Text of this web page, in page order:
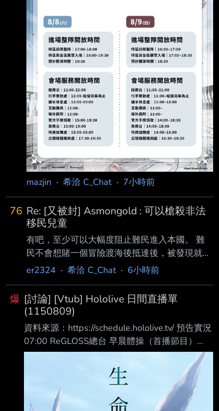
國立體育大學綜合體育館（林口體育館） 位置
圖 https://i.u
mazjin · 希洽 C_Chat· 7小時前
76 Re: [又被封] Asmongold : 可以槍殺非法
移民兒童
有吧，至少可以大幅度阻止難民進入本國。 難
民不會想賭一個冒險渡海後抵達後，被發現就會
被射殺的地方。 倒不如說，歐美現在這樣對難
鬥士高潮以外，又改變了什麼嗎？ 一開始真的
超爽，我們好棒棒，難民好可憐我們應該接納包
容。 自我的情緒價值給超好超滿，然後現在就
超慘。 難民不是放進來就好捏。 你還要安置，
就業輔助三小的，這些全都要花你各位的稅金。
下面是GPT統計英國目前公開的 2025–2026 難
民安置制度需要花的金額 英國難民安置經費：
成人第1年： ￡8,520 約
er2324 · 希洽 C_Chat· 6小時前
爆 [討論] [Vtub] Hololive 日間直播單
(1150809)
資料來源：https://schedule.hololive.tv/ 預告實況
07:00 ReGLOSS總台 早晨體操（首播節目）
https://www.youtube.com/watch?v=E_2Z0-
https://www.youtube.com/watch?
v=q8vw0Kn1S-c 08:00 鷹嶺ルイ 沙漠大冒險
https://www.youtube.com/watch?